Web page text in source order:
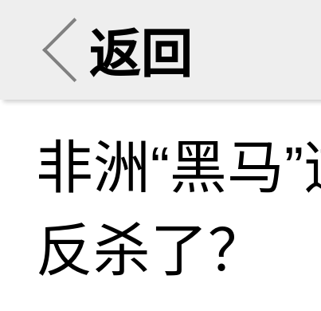
返回
非洲“黑马
反杀了？